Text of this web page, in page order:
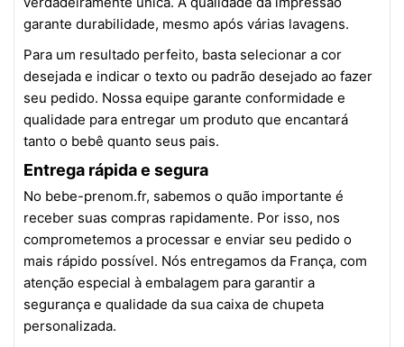
garante durabilidade, mesmo após várias lavagens.
Para um resultado perfeito, basta selecionar a cor
desejada e indicar o texto ou padrão desejado ao fazer
seu pedido. Nossa equipe garante conformidade e
qualidade para entregar um produto que encantará
tanto o bebê quanto seus pais.
Entrega rápida e segura
No bebe-prenom.fr, sabemos o quão importante é
receber suas compras rapidamente. Por isso, nos
comprometemos a processar e enviar seu pedido o
mais rápido possível. Nós entregamos da França, com
atenção especial à embalagem para garantir a
segurança e qualidade da sua caixa de chupeta
personalizada.